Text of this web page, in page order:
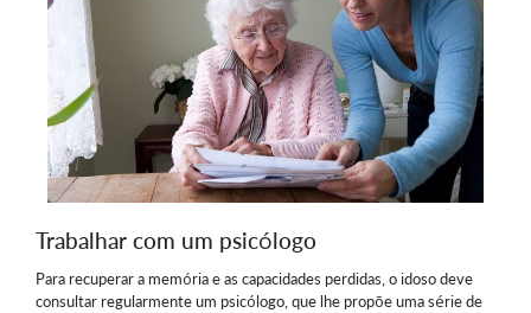
Trabalhar com um psicólogo
Para recuperar a memória e as capacidades perdidas, o idoso deve
consultar regularmente um psicólogo, que lhe propõe uma série de